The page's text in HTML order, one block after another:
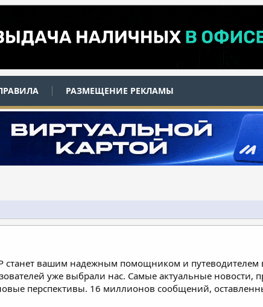
РАЗМЕЩЕНИЕ РЕКЛАМЫ
станет вашим надежным помощником и
уже выбрали нас. Самые актуальные новости,
перспективы. 16 миллионов сообщений,